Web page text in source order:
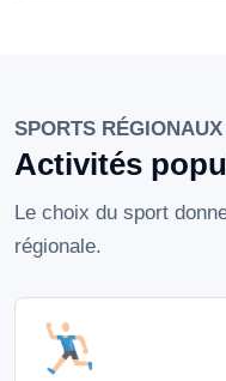
SPORTS RÉGIONAUX
Activités
Le choix du sport
régionale.